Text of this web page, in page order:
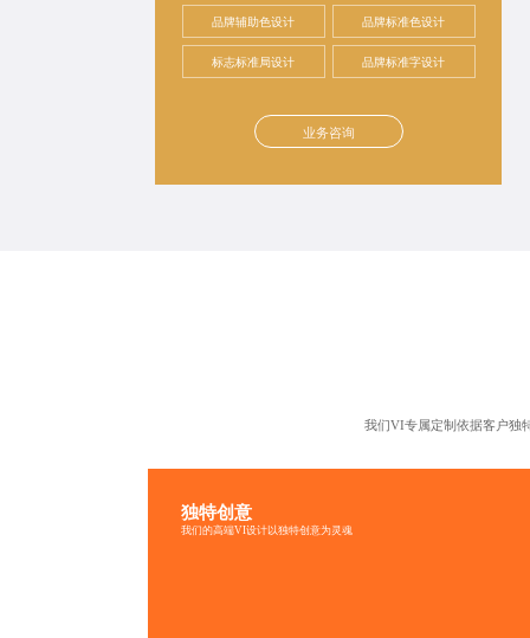
品牌辅助色设计 品牌标准色设计
标志标准局设计 品牌标准字设计
业务咨询
我们VI专属定制依据客户独
独特创意
我们的高端VI设计以独特创意为灵魂